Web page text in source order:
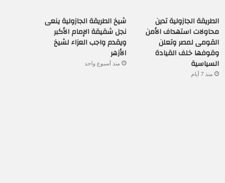
الطريقة الجازولية تدين
محاولات استهداف الأمن
القومى لمصر وتعلن
وقوفها خلف القيادة
السياسية
منذ 7 أيام
شيخ الطريقة الجازولية ينعى
نجل شقيقة الإمام الأكبر
ويقدم واجب العزاء لشيخ
الأزهر
منذ أسبوع واحد